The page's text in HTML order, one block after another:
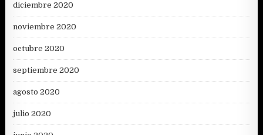
diciembre 2020
noviembre 2020
octubre 2020
septiembre 2020
agosto 2020
julio 2020